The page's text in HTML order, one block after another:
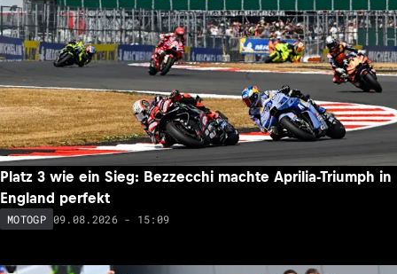
Platz 3 wie ein Sieg: Bezzecchi machte Aprilia-Triumph in
England perfekt
MOTOGP 09.08.2026 - 15:09